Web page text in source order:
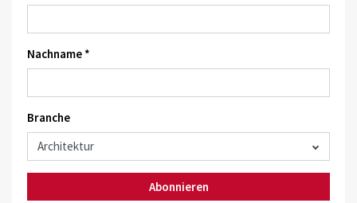
Nachname *
Branche
Abonnieren